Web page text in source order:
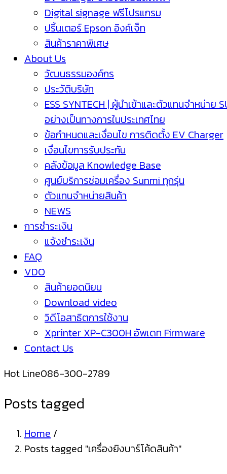
Digital signage ฟรีโปรแกรม
ปริ้นเตอร์ Epson อิงค์เจ็ท
สินค้าราคาพิเศษ
About Us
วัฒนธรรมองค์กร
ประวัติบริษัท
ESS SYNTECH | ผู้นำเข้าและตัวแทนจำหน่าย
อย่างเป็นทางการในประเทศไทย
ข้อกำหนดและเงื่อนไข การติดตั้ง EV Charger
เงื่อนไขการรับประกัน
คลังข้อมูล Knowledge Base
ศูนย์บริการซ่อมเครื่อง Sunmi ทุกรุ่น
ตัวแทนจำหน่ายสินค้า
NEWS
การชำระเงิน
แจ้งชำระเงิน
FAQ
VDO
สินค้ายอดนิยม
Download video
วิดีโอสาธิตการใช้งาน
Xprinter XP-C300H อัพเดท Firmware
Contact Us
Hot Line086-300-2789
Posts tagged
Home /
Posts tagged "เครื่องยิงบาร์โค้ดสินค้า"